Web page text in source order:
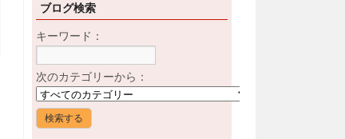
ブログ検索
キーワード：
次のカテゴリーから：